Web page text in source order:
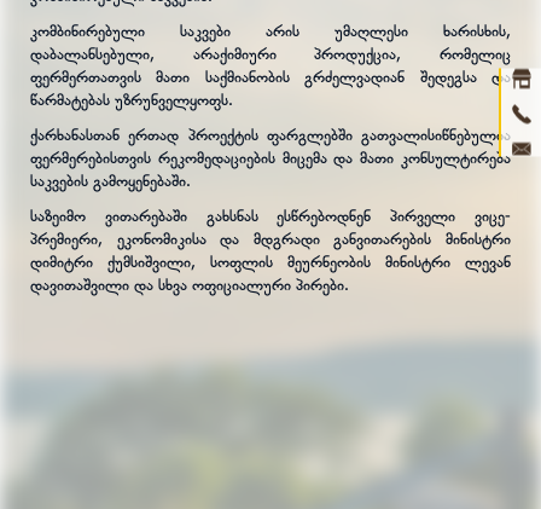
3D
კომბინირებული საკვები არის უმაღლესი ხარისხის,
დაბალანსებული, არაქიმიური პროდუქცია, რომელიც
ფერმერთათვის მათი საქმიანობის გრძელვადიან შედეგსა და
წარმატებას უზრუნველყოფს.
ქარხანასთან ერთად პროექტის ფარგლებში გათვალისიწნებულია
ფერმერებისთვის რეკომედაციების მიცემა და მათი კონსულტირება
საკვების გამოყენებაში.
საზეიმო ვითარებაში გახსნას ესწრებოდნენ პირველი ვიცე-
პრემიერი, ეკონომიკისა და მდგრადი განვითარების მინისტრი
დიმიტრი ქუმსიშვილი, სოფლის მეურნეობის მინისტრი ლევან
დავითაშვილი და სხვა ოფიციალური პირები.